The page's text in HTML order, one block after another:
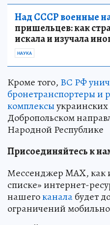
Над СССР военные
пришельцев: как
искала и изучала
НАУКА
Кроме того, ВС РФ
бронетранспортеры и
комплексы
Добропольском
Народной Республике
Присоединяйтесь к
Мессенджер MAX, как
списке» интернет-
нашегоканалабудет
ограничений